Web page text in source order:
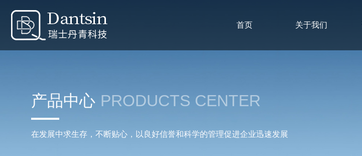
首页 关于我们
产品中心 PRODUCTS CENTER
在发展中求生存，不断贴心，以良好信誉和科学的管理促进企业迅速发展